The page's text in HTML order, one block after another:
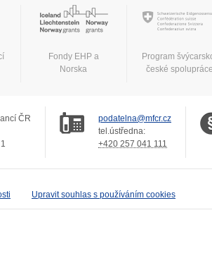
Fondy EHP a
Norska
Program
české
ČR
podatelna@mfcr.cz
tel.ústředna:
+420 257 041 111
Upravit souhlas s používáním cookies